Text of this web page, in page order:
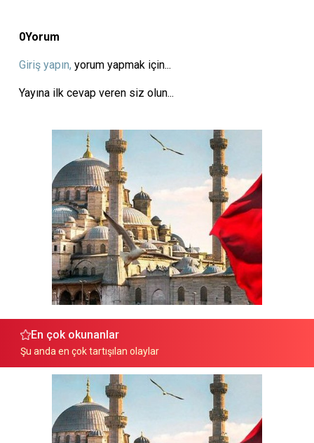
0Yorum
Giriş yapın, yorum yapmak için...
Yayına ilk cevap veren siz olun...
En çok okunanlar
Şu anda en çok tartışılan olaylar